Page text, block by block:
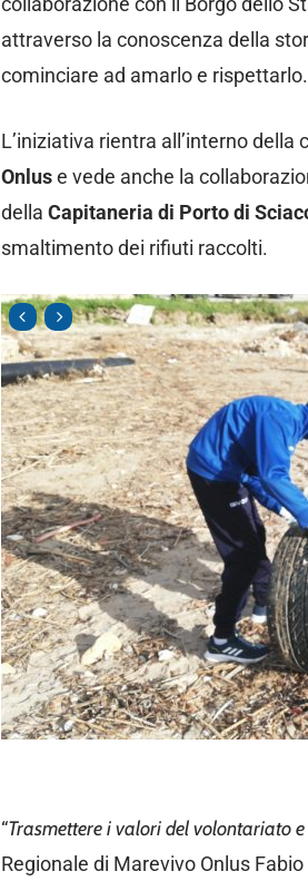
attraverso la conoscenza della
cominciare ad amarlo e rispettarlo.
L’iniziativa rientra all’interno della
Onluse vede anche la
della Capitaneria di Porto di
smaltimento dei rifiuti raccolti.
“Trasmettere i valori del volontariato
Regionale di Marevivo Onlus